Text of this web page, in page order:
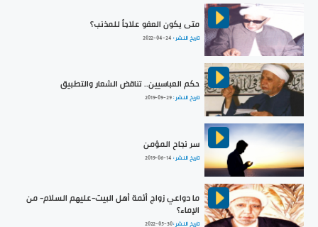
متى يكون العفو علاجاً للمذنب؟
تاريخ النشر : 2022-04-24
حكم العباسيين.. تناقض الشعار والتطبيق
تاريخ النشر :2019-09-29
سر نجاح المؤمن
تاريخ النشر : 2019-06-14
ما دواعي زواج أئمة أهل البيت-عليهم السلام- من
الإماء؟
تاريخ النشر :2022-05-30